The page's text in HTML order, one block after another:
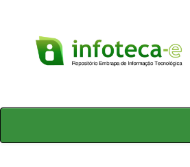
Skip